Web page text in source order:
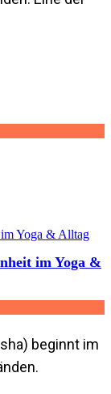
im Yoga &
beginnt im